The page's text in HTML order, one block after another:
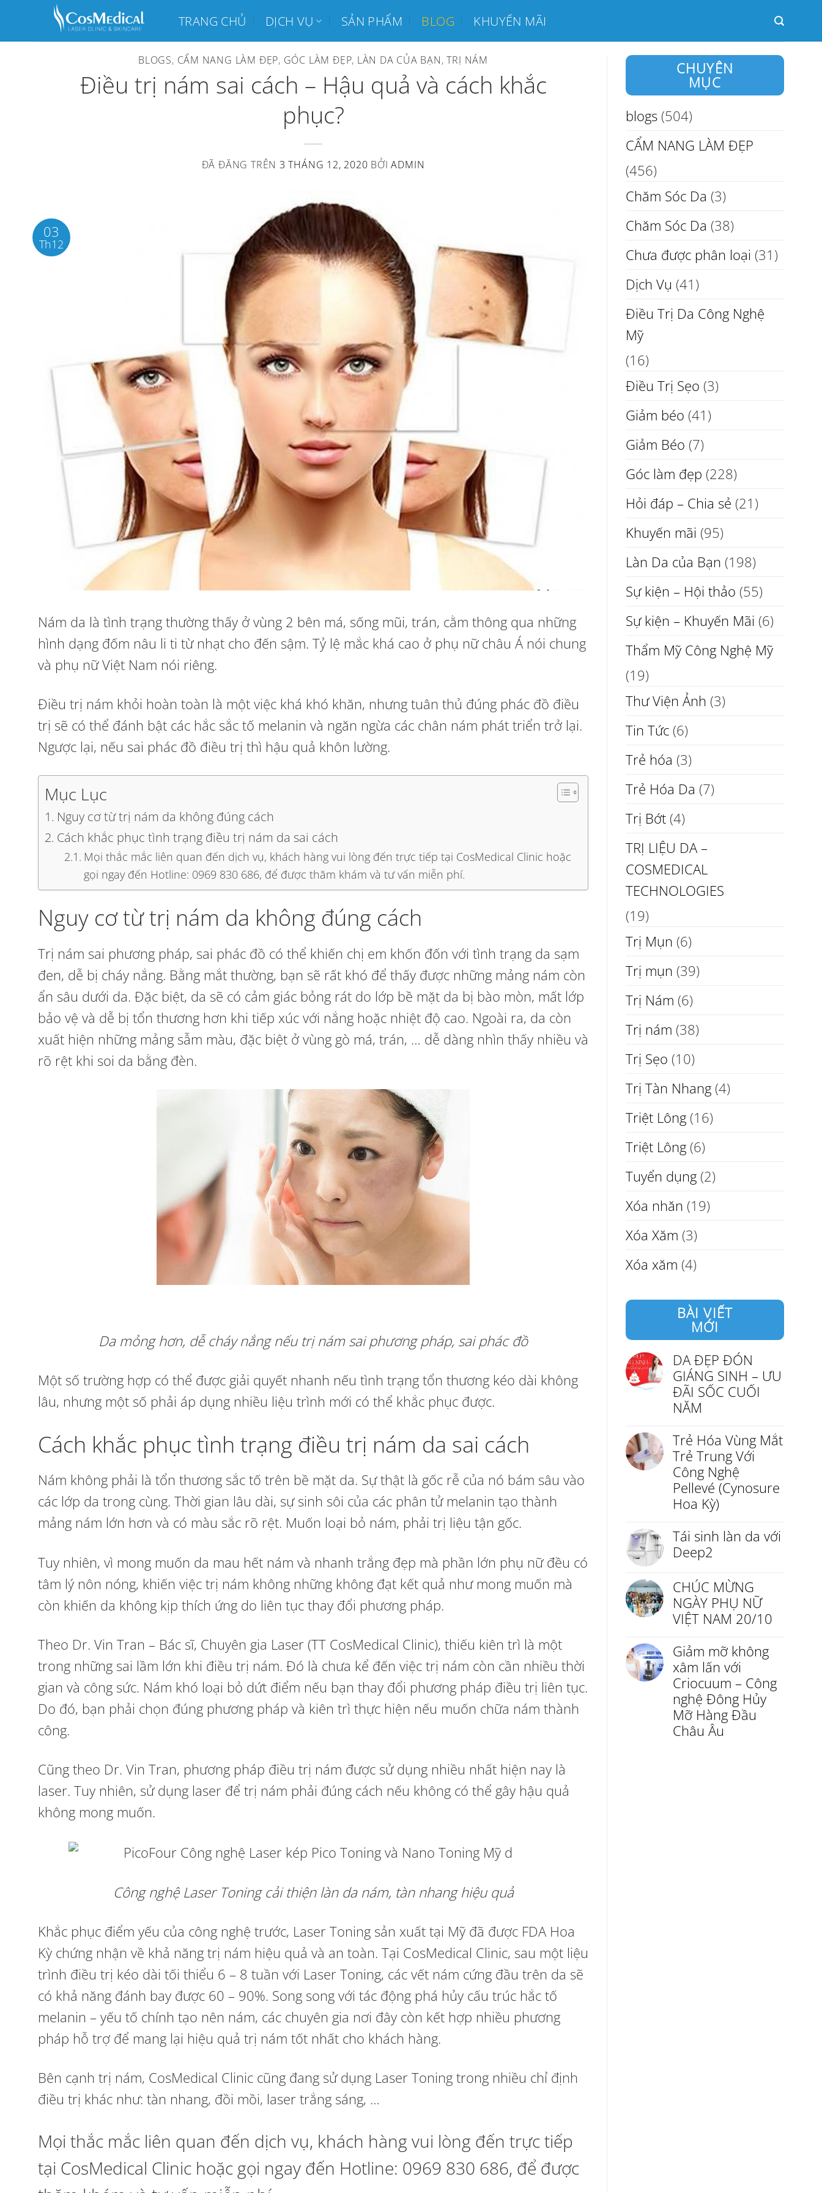
TRANG CHỦ DỊCH VỤ SẢN PHẨM BLOG KHUYẾN MÃI
BLOGS, CẨM NANG LÀM ĐẸP, GÓC LÀM ĐẸP, LÀN DA CỦA BẠN,TRỊ NÁM
Điều trị nám sai cách – Hậu quả và cách khắc
phục?
ĐÃ ĐĂNG TRÊN 3 THÁNG 12, 2020 BỞIADMIN
03
Th12
Nám da là tình trạng thường thấy ở vùng 2 bên má, sống mũi, trán, cằm thông qua những
hình dạng đốm nâu li ti từ nhạt cho đến sậm. Tỷ lệ mắc khá cao ở phụ nữ châu Á nói chung
và phụ nữ Việt Nam nói riêng.
Điều trị nám khỏi hoàn toàn là một việc khá khó khăn, nhưng tuân thủ đúng phác đồ điều
trị sẽ có thể đánh bật các hắc sắc tố melanin và ngăn ngừa các chân nám phát triển trở lại.
Ngược lại, nếu sai phác đồ điều trị thì hậu quả khôn lường.
Mục Lục
Nguy cơ từ trị nám da không đúng cách
Cách khắc phục tình trạng điều trị nám da sai cách
Mọi thắc mắc liên quan đến dịch vụ, khách hàng vui lòng đến trực tiếp tại CosMedical Clinic hoặc
gọi ngay đến Hotline: 0969 830 686, để được thăm khám và tư vấn miễn phí.
Nguy cơ từ trị nám da không đúng cách
Trị nám sai phương pháp, sai phác đồ có thể khiến chị em khốn đốn với tình trạng da sạm
đen, dễ bị cháy nắng. Bằng mắt thường, bạn sẽ rất khó để thấy được những mảng nám còn
ẩn sâu dưới da. Đặc biệt, da sẽ có cảm giác bỏng rát do lớp bề mặt da bị bào mòn, mất lớp
bảo vệ và dễ bị tổn thương hơn khi tiếp xúc với nắng hoặc nhiệt độ cao. Ngoài ra, da còn
xuất hiện những mảng sẫm màu, đặc biệt ở vùng gò má, trán, … dễ dàng nhìn thấy nhiều và
rõ rệt khi soi da bằng đèn.
Da mỏng hơn, dễ cháy nắng nếu trị nám sai phương pháp, sai phác đồ
Một số trường hợp có thể được giải quyết nhanh nếu tình trạng tổn thương kéo dài không
lâu, nhưng một số phải áp dụng nhiều liệu trình mới có thể khắc phục được.
Cách khắc phục tình trạng điều trị nám da sai cách
Nám không phải là tổn thương sắc tố trên bề mặt da. Sự thật là gốc rễ của nó bám sâu vào
các lớp da trong cùng. Thời gian lâu dài, sự sinh sôi của các phân tử melanin tạo thành
mảng nám lớn hơn và có màu sắc rõ rệt. Muốn loại bỏ nám, phải trị liệu tận gốc.
Tuy nhiên, vì mong muốn da mau hết nám và nhanh trắng đẹp mà phần lớn phụ nữ đều có
tâm lý nôn nóng, khiến việc trị nám không những không đạt kết quả như mong muốn mà
còn khiến da không kịp thích ứng do liên tục thay đổi phương pháp.
Theo Dr. Vin Tran – Bác sĩ, Chuyên gia Laser (TT CosMedical Clinic), thiếu kiên trì là một
trong những sai lầm lớn khi điều trị nám. Đó là chưa kể đến việc trị nám còn cần nhiều thời
gian và công sức. Nám khó loại bỏ dứt điểm nếu bạn thay đổi phương pháp điều trị liên tục.
Do đó, bạn phải chọn đúng phương pháp và kiên trì thực hiện nếu muốn chữa nám thành
công.
Cũng theo Dr. Vin Tran, phương pháp điều trị nám được sử dụng nhiều nhất hiện nay là
laser. Tuy nhiên, sử dụng laser để trị nám phải đúng cách nếu không có thể gây hậu quả
không mong muốn.
Công nghệ Laser Toning cải thiện làn da nám, tàn nhang hiệu quả
Khắc phục điểm yếu của công nghệ trước, Laser Toning sản xuất tại Mỹ đã được FDA Hoa
Kỳ chứng nhận về khả năng trị nám hiệu quả và an toàn. Tại CosMedical Clinic, sau một liệu
trình điều trị kéo dài tối thiểu 6 – 8 tuần với Laser Toning, các vết nám cứng đầu trên da sẽ
có khả năng đánh bay được 60 – 90%. Song song với tác động phá hủy cấu trúc hắc tố
melanin – yếu tố chính tạo nên nám, các chuyên gia nơi đây còn kết hợp nhiều phương
pháp hỗ trợ để mang lại hiệu quả trị nám tốt nhất cho khách hàng.
Bên cạnh trị nám, CosMedical Clinic cũng đang sử dụng Laser Toning trong nhiều chỉ định
điều trị khác như: tàn nhang, đồi mồi, laser trắng sáng, …
Mọi thắc mắc liên quan đến dịch vụ, khách hàng vui lòng đến trực tiếp
tại CosMedical Clinic hoặc gọi ngay đến Hotline: 0969 830 686, để được
CHUYÊN
MỤC
blogs (504)
CẨM NANG LÀM ĐẸP
(456)
Chăm Sóc Da (3)
Chăm Sóc Da (38)
Chưa được phân loại (31)
Dịch Vụ (41)
Điều Trị Da Công Nghệ
Mỹ
(16)
Điều Trị Sẹo (3)
Giảm béo (41)
Giảm Béo (7)
Góc làm đẹp (228)
Hỏi đáp – Chia sẻ (21)
Khuyến mãi (95)
Làn Da của Bạn (198)
Sự kiện – Hội thảo (55)
Sự kiện – Khuyến Mãi (6)
Thẩm Mỹ Công Nghệ Mỹ
(19)
Thư Viện Ảnh (3)
Tin Tức (6)
Trẻ hóa (3)
Trẻ Hóa Da (7)
Trị Bớt (4)
TRỊ LIỆU DA –
COSMEDICAL
TECHNOLOGIES
(19)
Trị Mụn (6)
Trị mụn (39)
Trị Nám (6)
Trị nám (38)
Trị Sẹo (10)
Trị Tàn Nhang (4)
Triệt Lông (16)
Triệt Lông (6)
Tuyển dụng (2)
Xóa nhăn (19)
Xóa Xăm (3)
Xóa xăm (4)
BÀI VIẾT
MỚI
DA ĐẸP ĐÓN
GIÁNG SINH – ƯU
ĐÃI SỐC CUỐI
NĂM
Trẻ Hóa Vùng Mắt
Trẻ Trung Với
Công Nghệ
Pellevé (Cynosure
Hoa Kỳ)
Tái sinh làn da với
Deep2
CHÚC MỪNG
NGÀY PHỤ NỮ
VIỆT NAM 20/10
Giảm mỡ không
xâm lấn với
Criocuum – Công
nghệ Đông Hủy
Mỡ Hàng Đầu
Châu Âu